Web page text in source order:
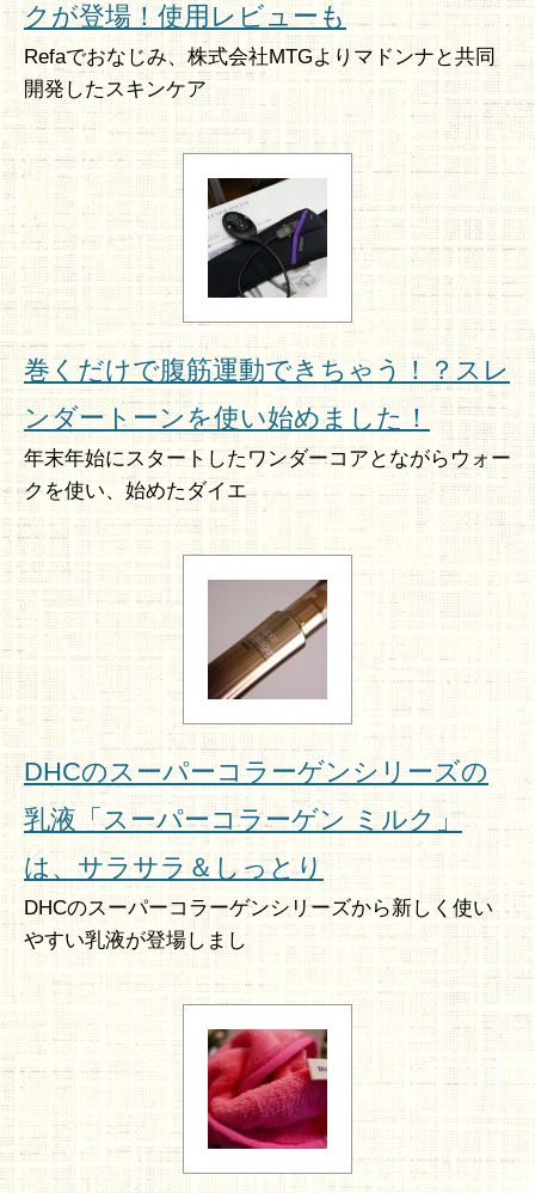
クが登場！使用レビューも
Refaでおなじみ、株式会社MTGよりマドンナと共同
開発したスキンケア
巻くだけで腹筋運動できちゃう！？スレ
ンダートーンを使い始めました！
年末年始にスタートしたワンダーコアとながらウォー
クを使い、始めたダイエ
DHCのスーパーコラーゲンシリーズの
乳液「スーパーコラーゲン ミルク」
は、サラサラ＆しっとり
DHCのスーパーコラーゲンシリーズから新しく使い
やすい乳液が登場しまし